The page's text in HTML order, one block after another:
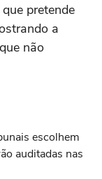
pretende
a
não
escolhem
auditadas nas